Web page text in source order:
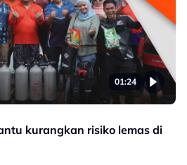
01:24
kurangkan risiko lemas di